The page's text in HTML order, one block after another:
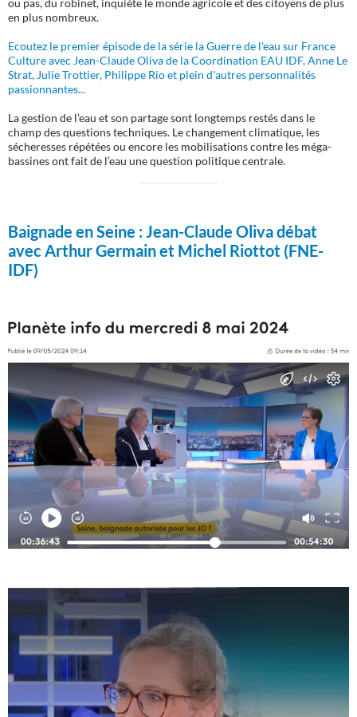
en plus nombreux.
Ecoutez le premier épisode de la série la Guerre de l'eau sur France
Culture avec Jean-Claude Oliva de la Coordination EAU IDF, Anne Le
Strat, Julie Trottier, Philippe Rio et plein d'autres personnalités
passionnantes...
La gestion de l’eau et son partage sont longtemps restés dans le
champ des questions techniques. Le changement climatique, les
sécheresses répétées ou encore les mobilisations contre les méga-
bassines ont fait de l’eau une question politique centrale.
Baignade en Seine :Jean-Claude Oliva débat
avec Arthur Germain et Michel Riottot (FNE-
IDF)